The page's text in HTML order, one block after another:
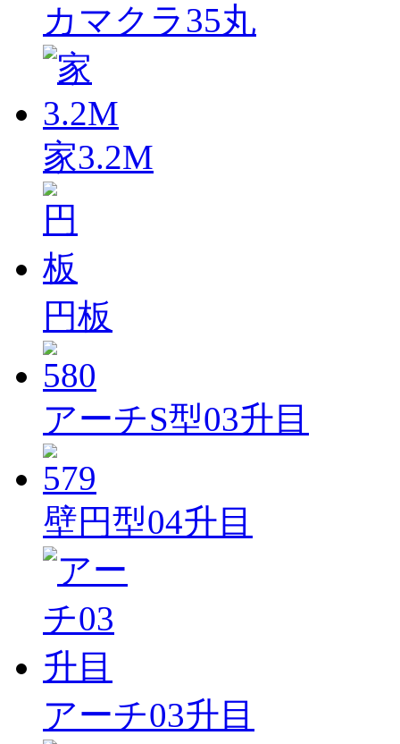
カマクラ35丸
家3.2M
円板
アーチS型03升目
壁円型04升目
アーチ03升目